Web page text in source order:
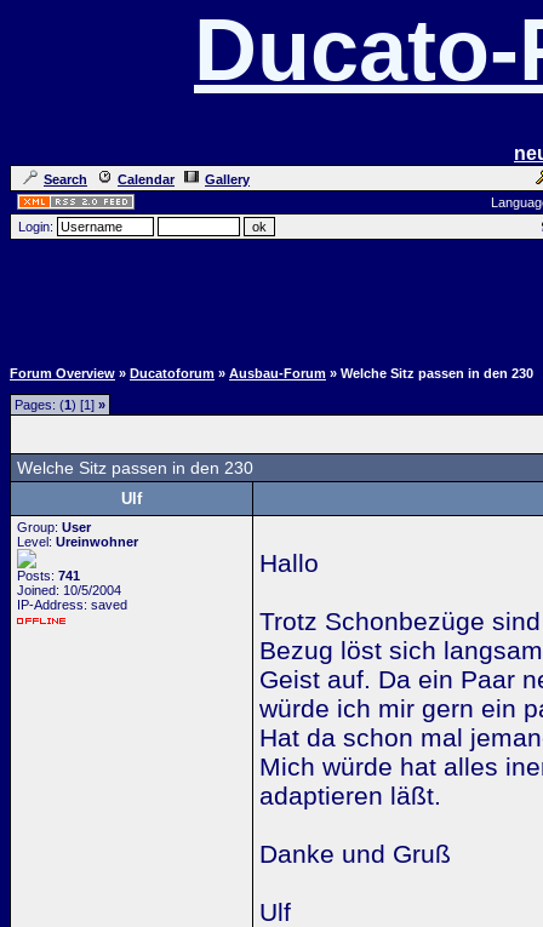
Search Calendar
Gallery
Login:
Forum Overview » Ducatoforum » Ausbau-Forum » Welche Sitz passen in den 230
Pages: (1) [1] »
Welche Sitz passen in den 230
Ulf
Group: User
Level: Ureinwohner
Posts: 741
Joined: 10/5/2004
IP-Address: saved
Hallo
Trotz Schonbezüge
Bezug löst sich
Geist auf. Da ein Paar
würde ich mir gern ein
Hat da schon mal
Mich würde hat alles
adaptieren läßt.
Danke und Gruß
Ulf